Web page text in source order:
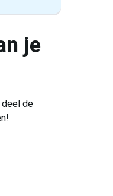
je
de